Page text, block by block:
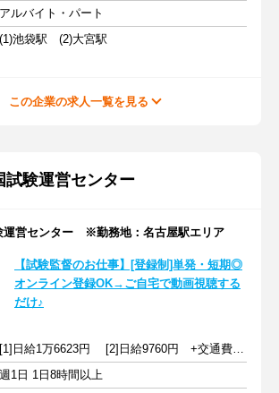
アルバイト・パート
(1)池袋駅 (2)大宮駅
この企業の求人一覧を見る
試験運営センター
運営センター ※勤務地：名古屋駅エリア
【試験監督のお仕事】[登録制]単発・短期◎
オンライン登録OK→ご自宅で動画視聴する
だけ♪
[1]日給1万6623円 [2]日給9760円 +交通費規定支給
週1日 1日8時間以上